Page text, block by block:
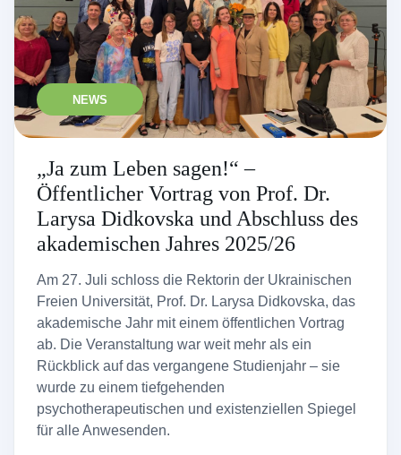
NEWS
„Ja zum Leben sagen!“ –
Öffentlicher Vortrag von Prof. Dr.
Larysa Didkovska und Abschluss des
akademischen Jahres 2025/26
Am 27. Juli schloss die Rektorin der Ukrainischen
Freien Universität, Prof. Dr. Larysa Didkovska, das
akademische Jahr mit einem öffentlichen Vortrag
ab. Die Veranstaltung war weit mehr als ein
Rückblick auf das vergangene Studienjahr – sie
wurde zu einem tiefgehenden
psychotherapeutischen und existenziellen Spiegel
für alle Anwesenden.